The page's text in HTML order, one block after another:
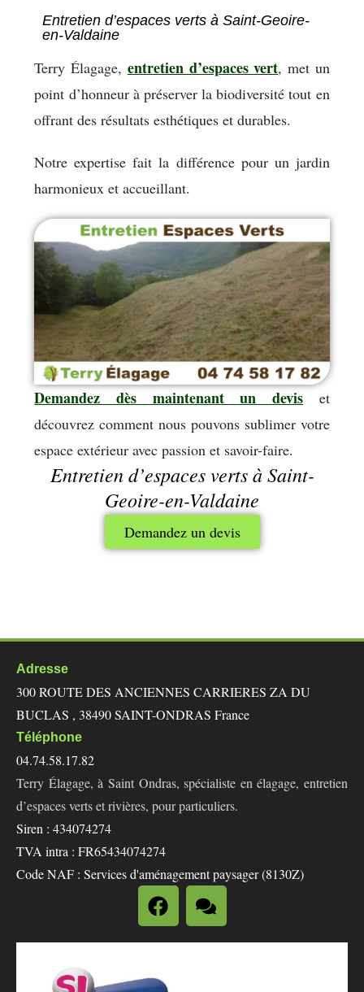
Entretien d’espaces verts à Saint-Geoire-
en-Valdaine
Terry Élagage, entretien d’espaces vert, met un
point d’honneur à préserver la biodiversité tout en
offrant des résultats esthétiques et durables.
Notre expertise fait la différence pour un jardin
harmonieux et accueillant.
Demandez dès maintenant un deviset
découvrez comment nous pouvons sublimer votre
espace extérieur avec passion et savoir-faire.
Entretien d’espaces verts à Saint-
Geoire-en-Valdaine
Demandez un devis
Adresse
300 ROUTE DES ANCIENNES CARRIERES ZA DU
BUCLAS , 38490 SAINT-ONDRAS France
Téléphone
04.74.58.17.82
Terry Élagage, à Saint Ondras, spécialiste en élagage, entretien
d’espaces verts et rivières, pour particuliers.
Siren : 434074274
TVA intra : FR65434074274
Code NAF : Services d'aménagement paysager (8130Z)